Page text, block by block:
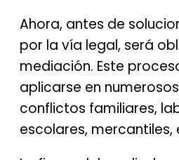
Ahora, antes de
por la vía legal, será
mediación. Este
aplicarse en
conflictos familiares,
escolares, mercantiles,